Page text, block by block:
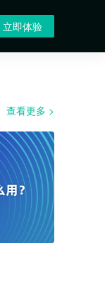
立即体验
查看更多 >